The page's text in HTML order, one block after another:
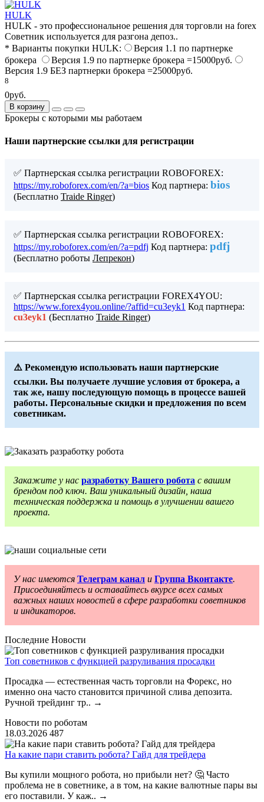
HULK
HULK - это профессиональное решения для торговли на forex
Советник используется для разгона депоз..
* Варианты покупки HULK:
Версия 1.1 по партнерке
брокера
Версия 1.9 по партнерке брокера =15000руб.
Версия 1.9 БЕЗ партнерки брокера =25000руб.
8
0руб.
В корзину
Брокеры с которыми мы работаем
Наши партнерские ссылки для регистрации
✅ Партнерская ссылка регистрации ROBOFOREX:
https://my.roboforex.com/en/?a=bios Код партнера: bios
(Бесплатно Traide Ringer)
✅ Партнерская ссылка регистрации ROBOFOREX:
https://my.roboforex.com/en/?a=pdfj Код партнера: pdfj
(Бесплатно роботы Лепрекон)
✅ Партнерская ссылка регистрации FOREX4YOU:
https://www.forex4you.online/?affid=cu3eyk1 Код партнера:
cu3eyk1 (Бесплатно Traide Ringer)
⚠️ Рекомендую использовать наши партнерские
ссылки. Вы получаете лучшие условия от брокера, а
так же, нашу последующую помощь в процессе вашей
работы. Персональные скидки и предложения по всем
советникам.
Закажите у нас разработку Вашего робота с вашим
брендом под ключ. Ваш уникальный дизайн, наша
техническая поддержка и помощь в улучшении вашего
проекта.
У нас имеются Телеграм канал и Группа Вконтакте.
Присоединяйтесь и оставайтесь вкурсе всех самых
важных наших новостей в сфере разработки советников
и индикаторов.
Последние Новости
Топ советников с функцией разруливания просадки
Просадка — естественная часть торговли на Форекс, но
именно она часто становится причиной слива депозита.
Ручной трейдинг тр.. →
Новости по роботам
18.03.2026 487
На какие пари ставить робота? Гайд для трейдера
Вы купили мощного робота, но прибыли нет? 🤔 Часто
проблема не в советнике, а в том, на какие валютные пары вы
его поставили. У каж.. →